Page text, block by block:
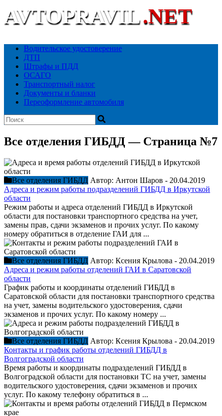
AVTOPRAVIL.NET
Водительское удостоверение
ДТП
Штрафы и ПДД
ОСАГО
Транспортный налог
Документы и бланки
Переоформление автомобиля
Все отделения ГИБДД — Страница №7
Все отделения ГИБДД Автор: Антон Шаров - 20.04.2019
Адреса и режим работы подразделений ГИБДД в Иркутской
области
Режим работы и адреса отделений ГИБДД в Иркутской
области для постановки транспортного средства на учет,
замены прав, сдачи экзаменов и прочих услуг. По какому
номеру обратиться в отделение ГАИ для ...
Все отделения ГИБДД Автор: Ксения Крылова - 20.04.2019
Адреса и режим работы отделений ГАИ в Саратовской
области
График работы и координаты отделений ГИБДД в
Саратовской области для постановки транспортного средства
на учет, замены водительского удостоверения, сдачи
экзаменов и прочих услуг. По какому номеру ...
Все отделения ГИБДД Автор: Ксения Крылова - 20.04.2019
Контакты и график работы отделений ГИБДД в
Волгоградской области
Время работы и координаты подразделений ГИБДД в
Волгоградской области для постановки ТС на учет, замены
водительского удостоверения, сдачи экзаменов и прочих
услуг. По какому телефону обратиться в ...